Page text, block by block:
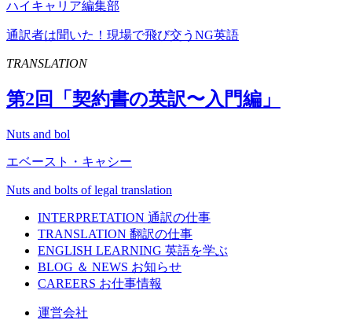
ハイキャリア編集部
通訳者は聞いた！現場で飛び交うNG英語
TRANSLATION
第2回「契約書の英訳〜入門編」
Nuts and bol
エベースト・キャシー
Nuts and bolts of legal translation
INTERPRETATION 通訳の仕事
TRANSLATION 翻訳の仕事
ENGLISH LEARNING 英語を学ぶ
BLOG ＆ NEWS お知らせ
CAREERS お仕事情報
運営会社